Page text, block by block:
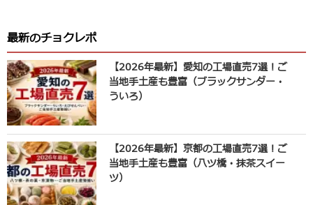
最新のチョクレポ
【2026年最新】愛知の工場直売7選！ご
当地手土産も豊富（ブラックサンダー・
ういろ）
【2026年最新】京都の工場直売7選！ご
当地手土産も豊富（八ツ橋・抹茶スイー
ツ）